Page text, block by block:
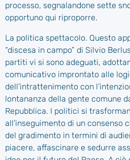
processo, segnalandone sette
opportuno qui riproporre.
La politica spettacolo. Questo
“discesa in campo” di Silvio
partiti vi si sono adeguati,
comunicativo improntato alle
dell’intrattenimento con
lontananza della gente comune
Repubblica. I politici si
all’inseguimento di un consenso
del gradimento in termini di
piacere, affascinare e sedurre